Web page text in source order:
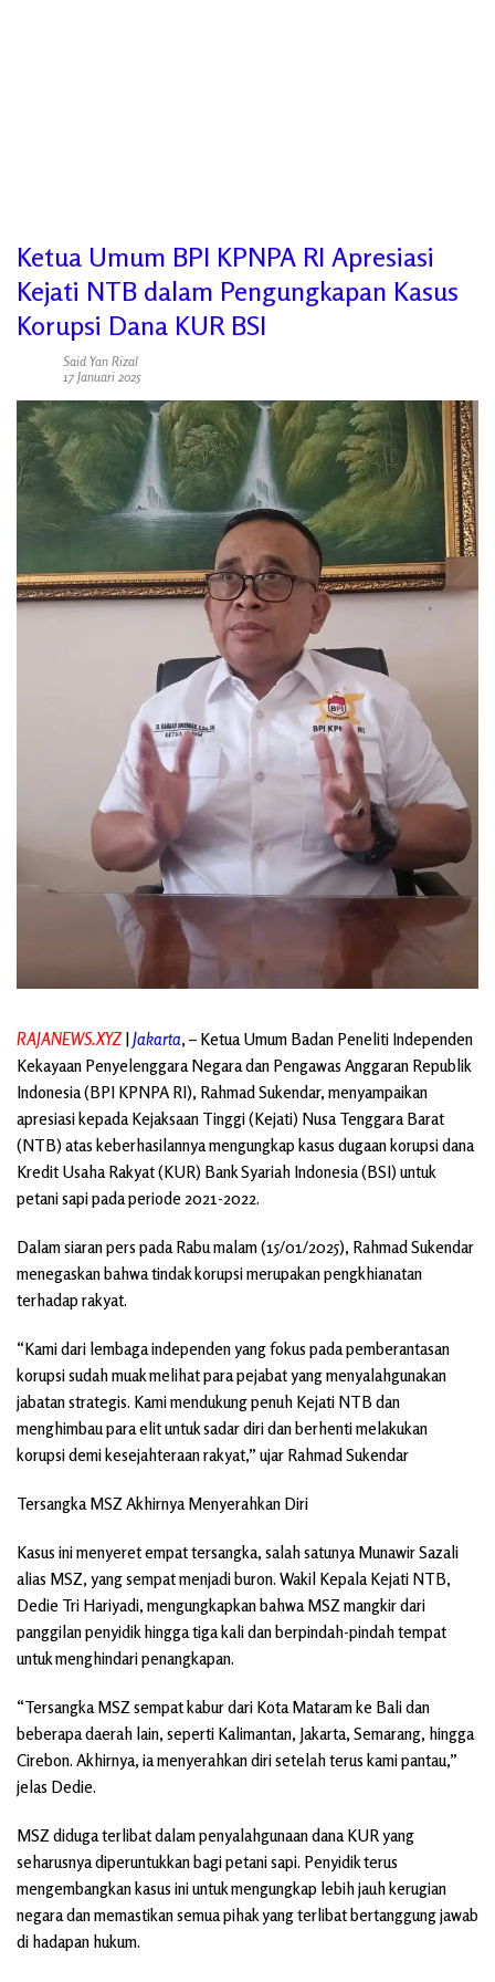
Ketua Umum BPI KPNPA RI Apresiasi
Kejati NTB dalam Pengungkapan Kasus
Korupsi Dana KUR BSI
Said Yan Rizal
17 Januari 2025
RAJANEWS.XYZ|Jakarta, – Ketua Umum Badan Peneliti Independen
Kekayaan Penyelenggara Negara dan Pengawas Anggaran Republik
Indonesia (BPI KPNPA RI), Rahmad Sukendar, menyampaikan
apresiasi kepada Kejaksaan Tinggi (Kejati) Nusa Tenggara Barat
(NTB) atas keberhasilannya mengungkap kasus dugaan korupsi dana
Kredit Usaha Rakyat (KUR) Bank Syariah Indonesia (BSI) untuk
petani sapi pada periode 2021-2022.
Dalam siaran pers pada Rabu malam (15/01/2025), Rahmad Sukendar
menegaskan bahwa tindak korupsi merupakan pengkhianatan
terhadap rakyat.
“Kami dari lembaga independen yang fokus pada pemberantasan
korupsi sudah muak melihat para pejabat yang menyalahgunakan
jabatan strategis. Kami mendukung penuh Kejati NTB dan
menghimbau para elit untuk sadar diri dan berhenti melakukan
korupsi demi kesejahteraan rakyat,” ujar Rahmad Sukendar
Tersangka MSZ Akhirnya Menyerahkan Diri
Kasus ini menyeret empat tersangka, salah satunya Munawir Sazali
alias MSZ, yang sempat menjadi buron. Wakil Kepala Kejati NTB,
Dedie Tri Hariyadi, mengungkapkan bahwa MSZ mangkir dari
panggilan penyidik hingga tiga kali dan berpindah-pindah tempat
untuk menghindari penangkapan.
“Tersangka MSZ sempat kabur dari Kota Mataram ke Bali dan
beberapa daerah lain, seperti Kalimantan, Jakarta, Semarang, hingga
Cirebon. Akhirnya, ia menyerahkan diri setelah terus kami pantau,”
jelas Dedie.
MSZ diduga terlibat dalam penyalahgunaan dana KUR yang
seharusnya diperuntukkan bagi petani sapi. Penyidik terus
mengembangkan kasus ini untuk mengungkap lebih jauh kerugian
negara dan memastikan semua pihak yang terlibat bertanggung jawab
di hadapan hukum.